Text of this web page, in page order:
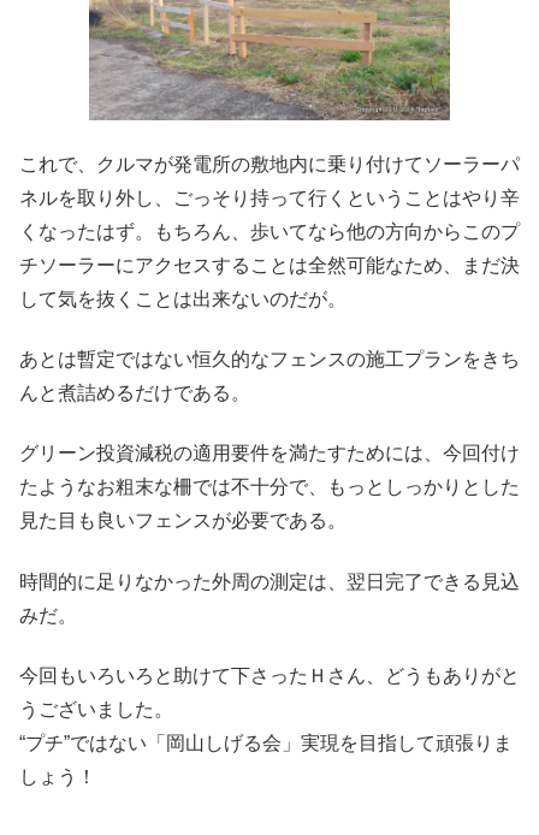
これで、クルマが発電所の敷地内に乗り付けてソーラーパ
ネルを取り外し、ごっそり持って行くということはやり辛
くなったはず。もちろん、歩いてなら他の方向からこのプ
チソーラーにアクセスすることは全然可能なため、まだ決
して気を抜くことは出来ないのだが。
あとは暫定ではない恒久的なフェンスの施工プランをきち
んと煮詰めるだけである。
グリーン投資減税の適用要件を満たすためには、今回付け
たようなお粗末な柵では不十分で、もっとしっかりとした
見た目も良いフェンスが必要である。
時間的に足りなかった外周の測定は、翌日完了できる見込
みだ。
今回もいろいろと助けて下さったＨさん、どうもありがと
うございました。
“プチ”ではない「岡山しげる会」実現を目指して頑張りま
しょう！